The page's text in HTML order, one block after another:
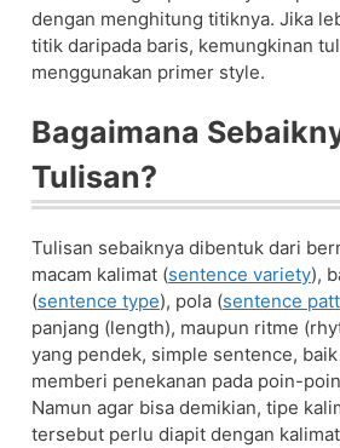
dengan menghitung titiknya. Jika
titik daripada baris, kemungkinan
menggunakan primer style.
Bagaimana
Tulisan?
Tulisan sebaiknya dibentuk dari
macam kalimat (sentence variety),
(sentence type), pola (sentence
panjang (length), maupun ritme
yang pendek, simple sentence,
memberi penekanan pada poin-
Namun agar bisa demikian, tipe
tersebut perlu diapit dengan